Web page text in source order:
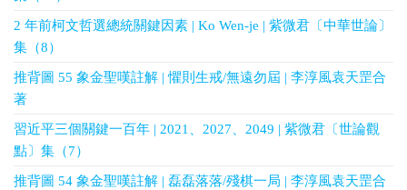
2 年前柯文哲選總統關鍵因素 | Ko Wen-je | 紫微君〔中華世論〕
集（8）
推背圖 55 象金聖嘆註解 | 懼則生戒/無遠勿屆 | 李淳風袁天罡合
著
習近平三個關鍵一百年 | 2021、2027、2049 | 紫微君〔世論觀
點〕集（7）
推背圖 54 象金聖嘆註解 | 磊磊落落/殘棋一局 | 李淳風袁天罡合